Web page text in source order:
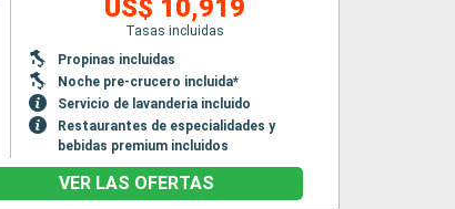
US$ 10,919
Tasas incluidas
Propinas incluidas
Noche pre-crucero incluida*
Servicio de lavanderia incluido
Restaurantes de especialidades y
bebidas premium incluidos
VER LAS OFERTAS